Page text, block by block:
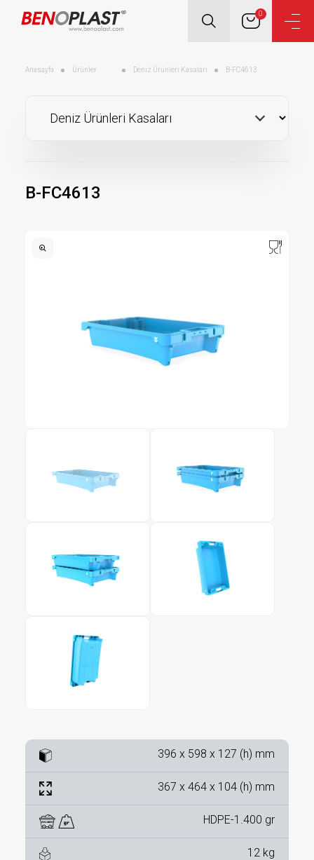
0
Anasayfa Ürünler Deniz Ürünleri Kasaları B-FC4613
B-FC4613
396 x 598 x 127 (h) mm
367 x 464 x 104 (h) mm
HDPE-1.400 gr
12 kg